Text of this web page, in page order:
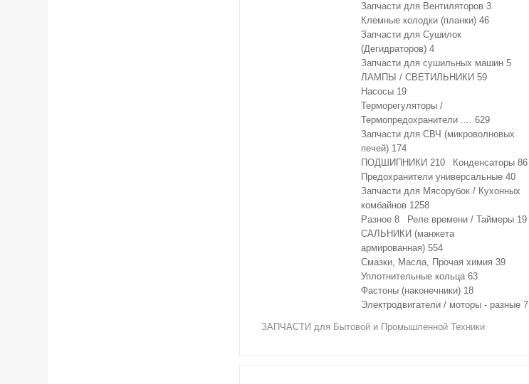
Запчасти для Вентиляторов 3
Клемные колодки (планки) 46
Запчасти для Сушилок
(Дегидраторов) 4
Запчасти для сушильных машин 5
ЛАМПЫ / СВЕТИЛЬНИКИ 59
Насосы 19
Терморегуляторы /
Термопредохранители .... 629
Запчасти для СВЧ (микроволновых
печей) 174
ПОДШИПНИКИ 210 Конденсаторы 86
Предохранители универсальные 40
Запчасти для Мясорубок / Кухонных
комбайнов 1258
Разное 8 Реле времени / Таймеры 19
САЛЬНИКИ (манжета
армированная) 554
Смазки, Масла, Прочая химия 39
Уплотнительные кольца 63
Фастоны (наконечники) 18
Электродвигатели / моторы - разные 7
ЗАПЧАСТИ для Бытовой и Промышленной Техники